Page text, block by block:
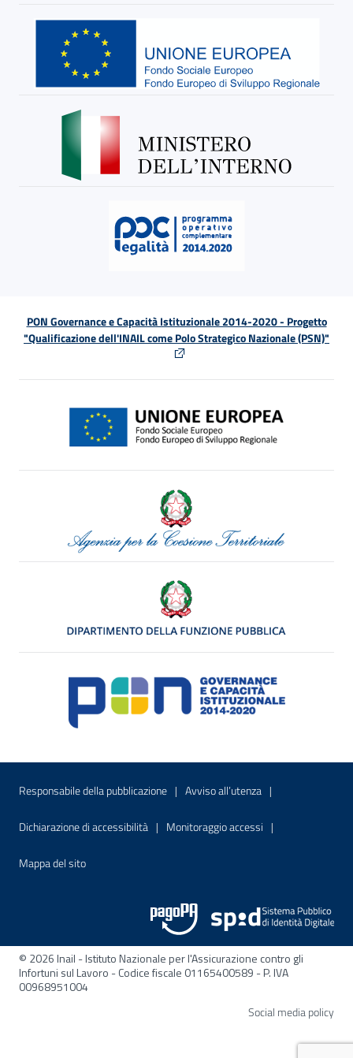
PON Governance e Capacità Istituzionale 2014-2020 - Progetto
"Qualificazione dell'INAIL come Polo Strategico Nazionale (PSN)"
Menu di servizio
Responsabile della pubblicazione Sito interno - Apre in una nuova
Avviso all’utenza Sito interno -
Dichiarazione di accessibilità Sito interno - Apre in una nuova finestra
Monitoraggio accessi Sito interno -
Mappa del sitoSito interno - Apre nella stessa finestra
© 2026 Inail - Istituto Nazionale per l'Assicurazione contro gli
Infortuni sul Lavoro - Codice fiscale 01165400589 - P. IVA
00968951004
Social media policy